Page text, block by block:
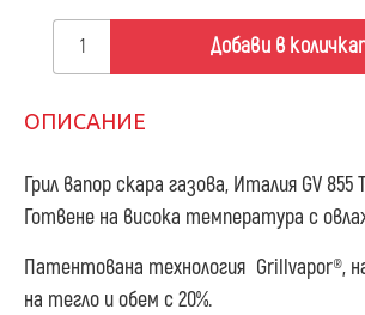
Добави в
ОПИСАНИЕ
Грил вапор скара газова, Италия GV 855
Готвене на висока температура с
Патентована технология Grillvapor®,
на тегло и обем с 20%.